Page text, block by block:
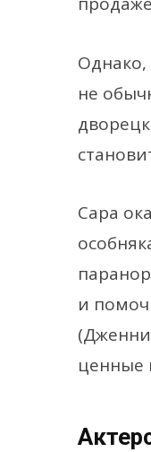
Однако,
не
Сара
и
ценные